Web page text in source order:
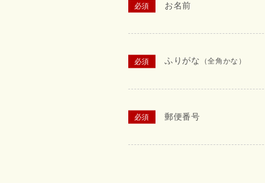
お名前
ふりがな （全角かな）
郵便番号